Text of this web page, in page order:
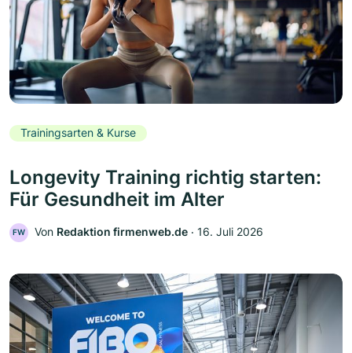
Trainingsarten & Kurse
Longevity Training richtig starten:
Für Gesundheit im Alter
FW Von Redaktion firmenweb.de ‧ 16. Juli 2026